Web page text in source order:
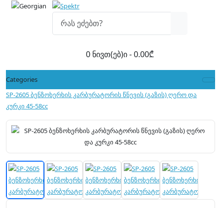
0 ნივთ(ებ)ი - 0.00₾
Categories
SP-2605 ბენზოხერხის კარბურატორის წნევის (გაზის) ღერო და
კურკი 45-58cc